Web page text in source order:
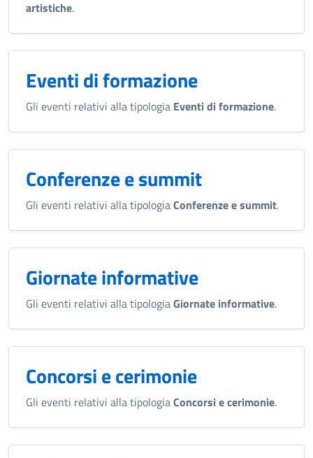
artistiche.
Eventi di formazione
Gli eventi relativi alla tipologia Eventi di formazione.
Conferenze e summit
Gli eventi relativi alla tipologiaConferenze e summit.
Giornate informative
Gli eventi relativi alla tipologiaGiornate informative.
Concorsi e cerimonie
Gli eventi relativi alla tipologiaConcorsi e cerimonie.